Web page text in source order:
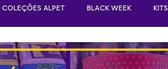
COLEÇÕES ALPET BLACK WEEK KITS